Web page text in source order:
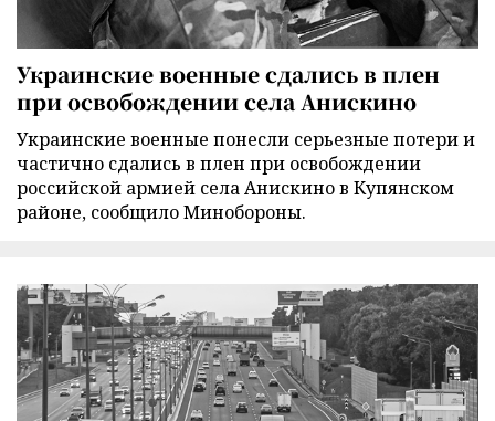
Украинские военные сдались в плен
при освобождении села Анискино
Украинские военные понесли серьезные потери и
частично сдались в плен при освобождении
российской армией села Анискино в Купянском
районе, сообщило Минобороны.